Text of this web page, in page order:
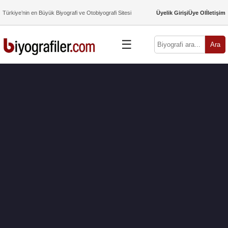
Türkiye’nin en Büyük Biyografi ve Otobiyografi Sitesi Üyelik GirişiÜye Olİletişim
☰ Ara